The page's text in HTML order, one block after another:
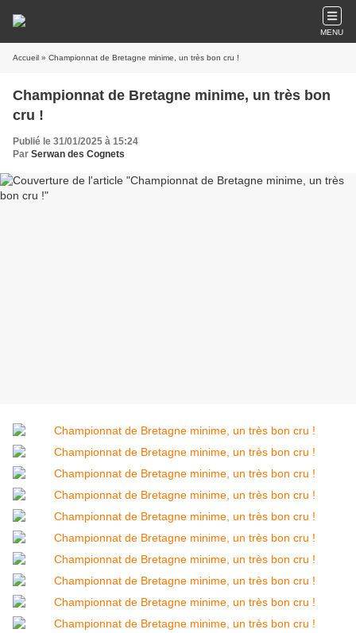
MENU
Accueil » Championnat de Bretagne minime, un très bon cru !
Championnat de Bretagne minime, un très bon
cru !
Publié le 31/01/2025 à 15:24
Par Serwan des Cognets